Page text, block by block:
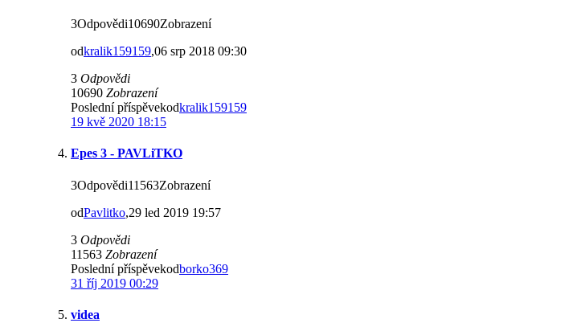
3Odpovědi10690Zobrazení
odkralik159159,06 srp 2018 09:30
3 Odpovědi
10690 Zobrazení
Poslední příspěvekodkralik159159
19 kvě 2020 18:15
Epes 3 - PAVLiTKO
3Odpovědi11563Zobrazení
odPavlitko,29 led 2019 19:57
3 Odpovědi
11563 Zobrazení
Poslední příspěvekodborko369
31 říj 2019 00:29
videa